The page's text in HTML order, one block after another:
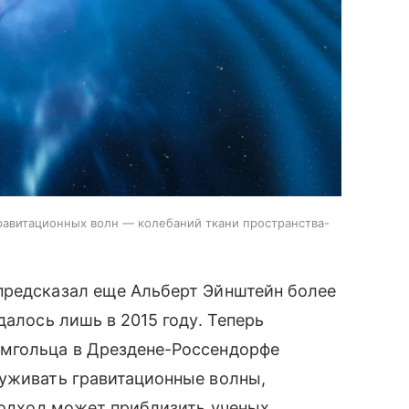
волн — колебаний ткани пространства-
еще Альберт Эйнштейн более
лишь в 2015 году. Теперь
в Дрездене-Россендорфе
гравитационные волны,